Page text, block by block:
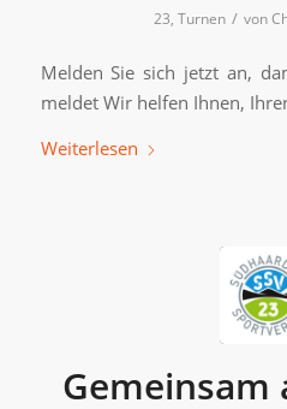
23,Turnen / von
Melden Sie sich jetzt an,
meldet Wir helfen Ihnen,
Weiterlesen
Gemeinsam